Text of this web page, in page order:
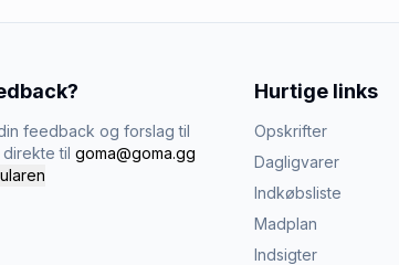
feedback og forslag til
til goma@goma.gg
Hurtige links
Opskrifter
Dagligvarer
Indkøbsliste
Madplan
Indsigter